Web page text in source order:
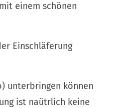
einem schönen
Einschläferung
unterbringen können
ist naütrlich keine